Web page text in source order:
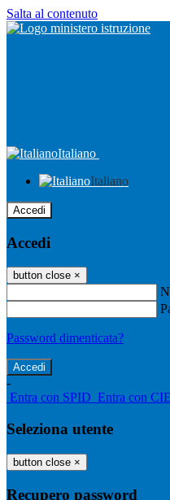
Salta al contenuto
Italiano
Italiano
Accedi
Accedi
button close ×
Password dimenticata?
-
Entra con SPID Entra con CIE
Seleziona utente
button close ×
Recupero password